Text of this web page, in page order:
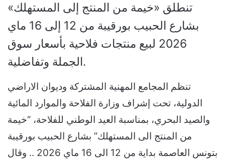
تنطلق «خيمة من المنتج إلى المستهلك»
بشارع الحبيب بورقيبة من 12 إلى 16 ماي
2026 لبيع منتجات فلاحية بأسعار سوق
الجملة وتفاضلية.
تنظم المجامع المهنية المشتركة وديوان الاراضي
الدولية، تحت إشراف وزارة الفلاحة والموارد المائية
والصيد البحري، بمناسبة العيد الوطني للفلاحة، “خيمة
من المنتج الى المستهلك” بشارع الحبيب بورقيبة
بتونس العاصمة بداية من 12 الى 16 ماي 2026 .. وقال